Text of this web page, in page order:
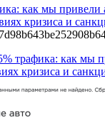
как мы привели
кризиса и
трафика: как мы
кризиса и